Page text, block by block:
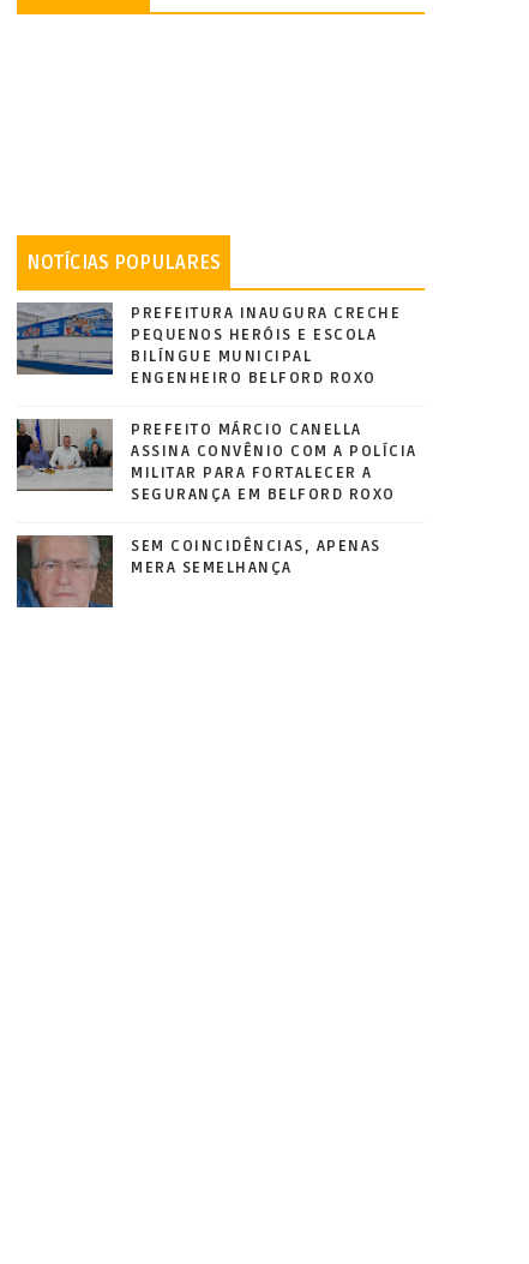
NOTÍCIAS POPULARES
PREFEITURA INAUGURA CRECHE
PEQUENOS HERÓIS E ESCOLA
BILÍNGUE MUNICIPAL
ENGENHEIRO BELFORD ROXO
PREFEITO MÁRCIO CANELLA
ASSINA CONVÊNIO COM A POLÍCIA
MILITAR PARA FORTALECER A
SEGURANÇA EM BELFORD ROXO
SEM COINCIDÊNCIAS, APENAS
MERA SEMELHANÇA